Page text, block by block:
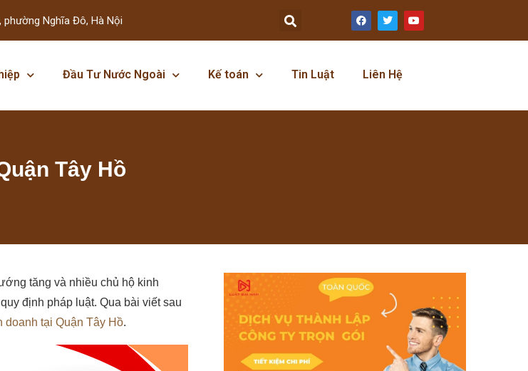
phường Nghĩa Đô, Hà Nội
Đầu Tư Nước Ngoài Kế toán Tin Luật Liên Hệ
Tây Hồ
tăng và nhiều chủ hộ kinh
định pháp luật. Qua bài viết sau
doanh tại Quận Tây Hồ.